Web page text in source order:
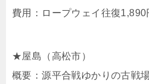
費用：ロープウェイ往復1,890
★屋島（高松市）
概要：源平合戦ゆかりの古戦